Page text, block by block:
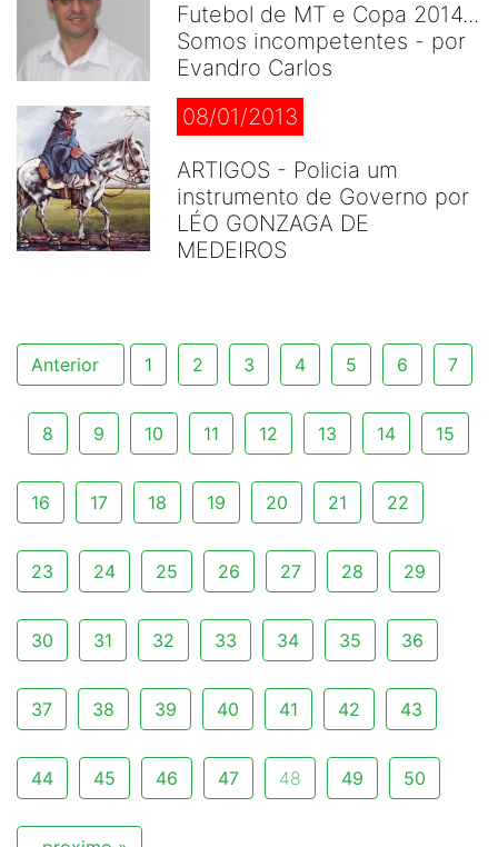
Futebol de MT e Copa 2014...
Somos incompetentes - por
Evandro Carlos
08/01/2013
ARTIGOS - Policia um
instrumento de Governo por
LÉO GONZAGA DE
MEDEIROS
Anterior 1 2 3 4 5 6 7
8 9 10 11 12 13 14 15
16 17 18 19 20 21 22
23 24 25 26 27 28 29
30 31 32 33 34 35 36
37 38 39 40 41 42 43
44 45 46 47 48 49 50